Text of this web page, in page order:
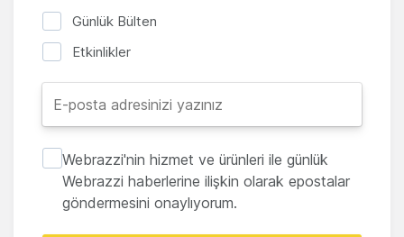
Günlük Bülten
Etkinlikler
Webrazzi'nin hizmet ve ürünleri ile günlük
Webrazzi haberlerine ilişkin olarak epostalar
göndermesini onaylıyorum.